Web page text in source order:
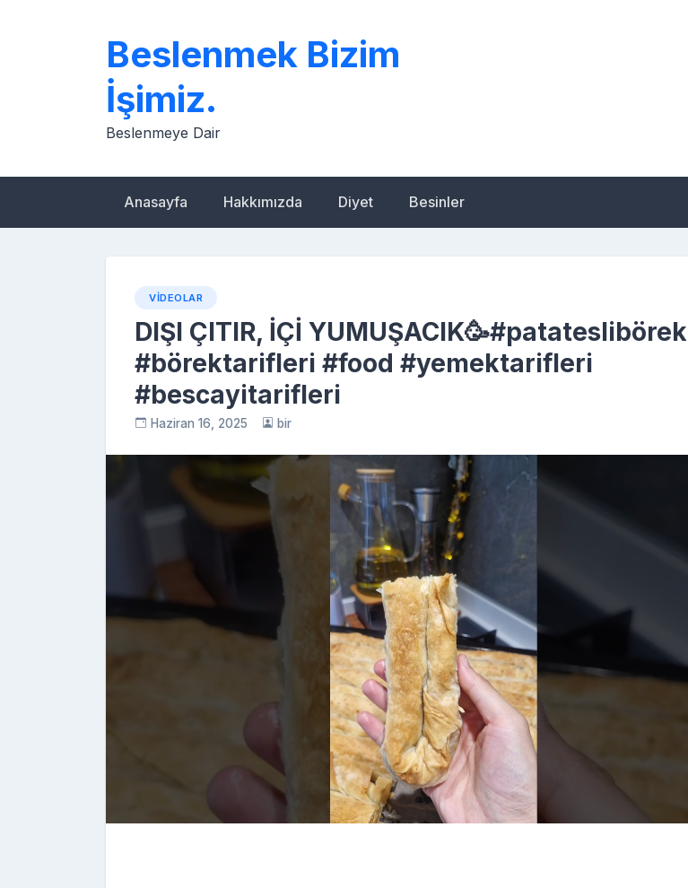
Beslenmek Bizim
İşimiz.
Beslenmeye Dair
Anasayfa Hakkımızda Diyet Besinler
VIDEOLAR
DIŞI ÇITIR, İÇİ YUMUŞACIK🥳#patateslibörek
#börektarifleri #food #yemektarifleri
#bescayitarifleri
Haziran 16, 2025 bir